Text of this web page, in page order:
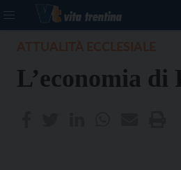
L’economia di